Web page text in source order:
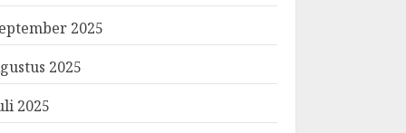
2025
2025
2025